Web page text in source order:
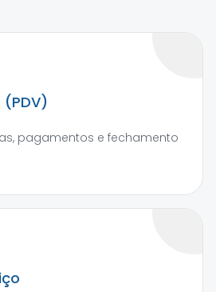
pagamentos e fechamento